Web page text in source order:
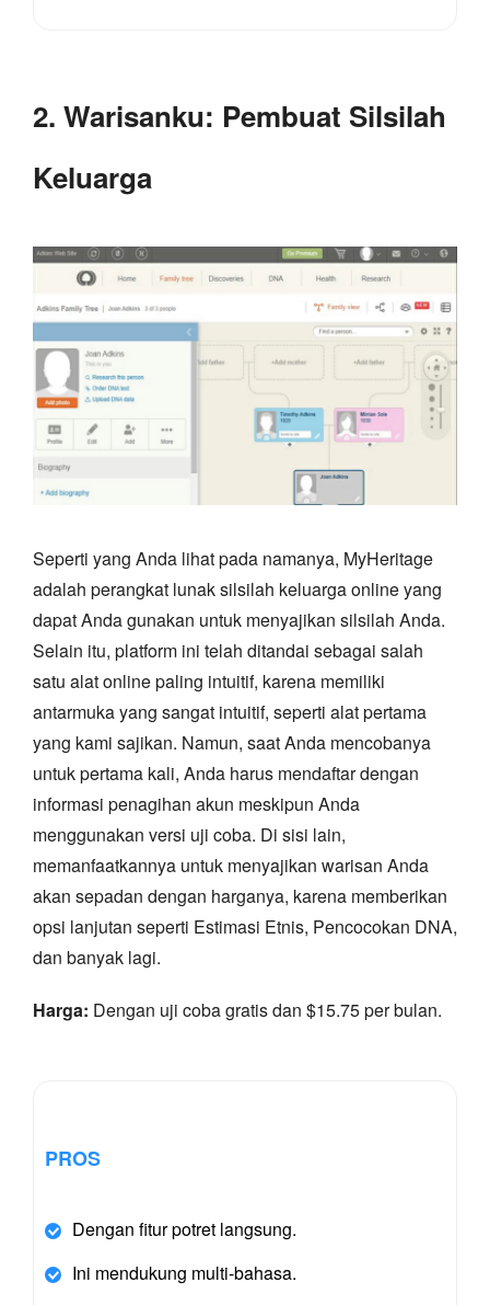
2. Warisanku: Pembuat Silsilah
Keluarga
Seperti yang Anda lihat pada namanya, MyHeritage
adalah perangkat lunak silsilah keluarga online yang
dapat Anda gunakan untuk menyajikan silsilah Anda.
Selain itu, platform ini telah ditandai sebagai salah
satu alat online paling intuitif, karena memiliki
antarmuka yang sangat intuitif, seperti alat pertama
yang kami sajikan. Namun, saat Anda mencobanya
untuk pertama kali, Anda harus mendaftar dengan
informasi penagihan akun meskipun Anda
menggunakan versi uji coba. Di sisi lain,
memanfaatkannya untuk menyajikan warisan Anda
akan sepadan dengan harganya, karena memberikan
opsi lanjutan seperti Estimasi Etnis, Pencocokan DNA,
dan banyak lagi.
Harga: Dengan uji coba gratis dan $15.75 per bulan.
PROS
Dengan fitur potret langsung.
Ini mendukung multi-bahasa.